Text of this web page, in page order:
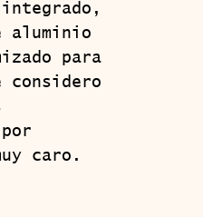
aluminio
para
considero
caro.